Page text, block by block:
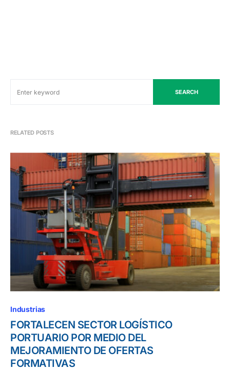
SEARCH
RELATED POSTS
Industrias
FORTALECEN SECTOR LOGÍSTICO
PORTUARIO POR MEDIO DEL
MEJORAMIENTO DE OFERTAS
FORMATIVAS